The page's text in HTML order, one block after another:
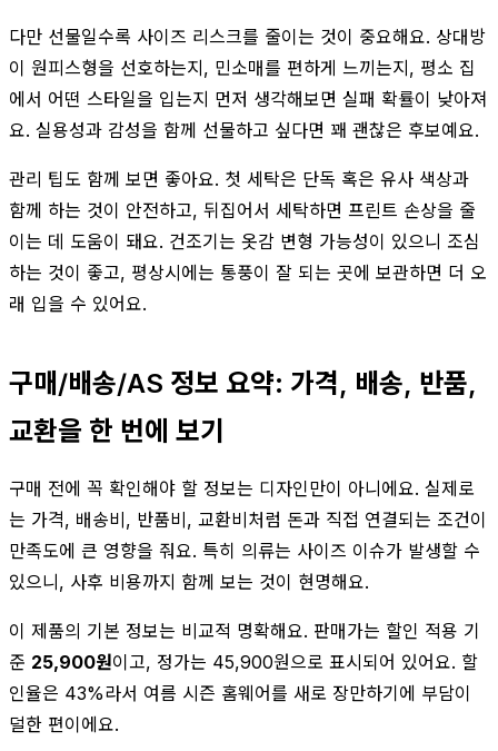
다만 선물일수록 사이즈 리스크를 줄이는 것이 중요해요. 상대방
이 원피스형을 선호하는지, 민소매를 편하게 느끼는지, 평소 집
에서 어떤 스타일을 입는지 먼저 생각해보면 실패 확률이 낮아져
요. 실용성과 감성을 함께 선물하고 싶다면 꽤 괜찮은 후보예요.
관리 팁도 함께 보면 좋아요. 첫 세탁은 단독 혹은 유사 색상과
함께 하는 것이 안전하고, 뒤집어서 세탁하면 프린트 손상을 줄
이는 데 도움이 돼요. 건조기는 옷감 변형 가능성이 있으니 조심
하는 것이 좋고, 평상시에는 통풍이 잘 되는 곳에 보관하면 더 오
래 입을 수 있어요.
구매/배송/AS 정보 요약: 가격, 배송, 반품,
교환을 한 번에 보기
구매 전에 꼭 확인해야 할 정보는 디자인만이 아니에요. 실제로
는 가격, 배송비, 반품비, 교환비처럼 돈과 직접 연결되는 조건이
만족도에 큰 영향을 줘요. 특히 의류는 사이즈 이슈가 발생할 수
있으니, 사후 비용까지 함께 보는 것이 현명해요.
이 제품의 기본 정보는 비교적 명확해요. 판매가는 할인 적용 기
준 25,900원이고, 정가는 45,900원으로 표시되어 있어요. 할
인율은 43%라서 여름 시즌 홈웨어를 새로 장만하기에 부담이
덜한 편이에요.